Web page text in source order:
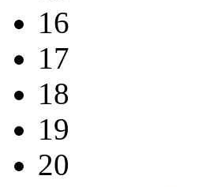
16
17
18
19
20